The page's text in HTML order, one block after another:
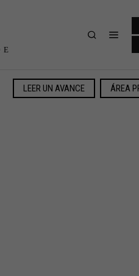
LEER UN AVANCE ÁREA